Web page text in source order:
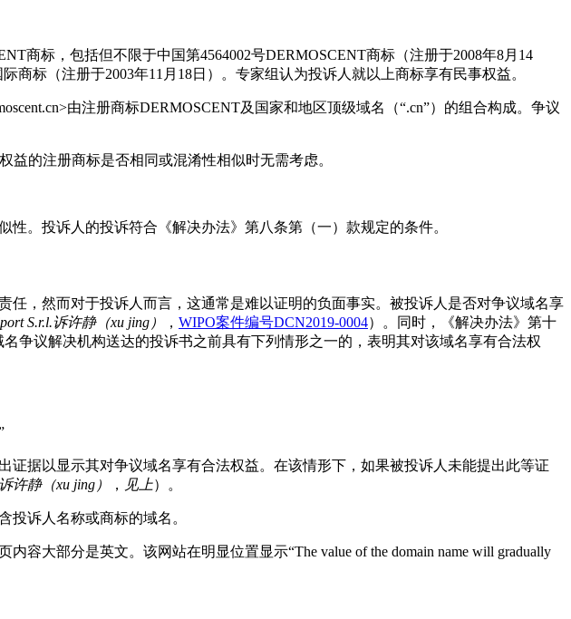
商标，包括但不限于中国第4564002号DERMOSCENT商标（注册于2008年8月14
商标（注册于2003年11月18日）。专家组认为投诉人就以上商标享有民事权益。
由注册商标DERMOSCENT及国家和地区顶级域名（“.cn”）的组合构成。争议
益的注册商标是否相同或混淆性相似时无需考虑。
。投诉人的投诉符合《解决办法》第八条第（一）款规定的条件。
，然而对于投诉人而言，这通常是难以证明的负面事实。被投诉人是否对争议域名享
S.r.l.诉许静（xu jing ） ， WIPO案件编号DCN2019-0004）。同时，《解决办法》第十
争议解决机构送达的投诉书之前具有下列情形之一的，表明其对该域名享有合法权
据以显示其对争议域名享有合法权益。在该情形下，如果被投诉人未能提出此等证
诉许静（xu jing ） ， 见上）。
投诉人名称或商标的域名。
大部分是英文。该网站在明显位置显示“The value of the domain name will gradually